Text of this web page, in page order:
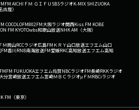
FM AICHI ＦＭ ＧＩＦＵ SBSラジオK-MIX SHIZUOKA
古屋）
COCOLOFM802FM大阪ラジオ関西Kiss FM KOBE
FM KYOTOwbs和歌山放送NHK AM（大阪）
ＦＭ岡山RCCラジオ広島FM ＫＲＹ山口放送エフエム山口
FM香川RNB南海放送FM愛媛RKC高知放送エフエム高知
FM FUKUOKAエフエム佐賀NBCラジオFM長崎RKKラジオ
分宮崎放送エフエム宮崎ＭＢＣラジオμＦＭRBCiラジオ
FM（東京）